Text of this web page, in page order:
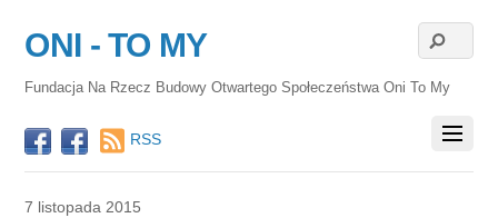
ONI - TO MY
Fundacja Na Rzecz Budowy Otwartego Społeczeństwa Oni To My
RSS
7 listopada 2015